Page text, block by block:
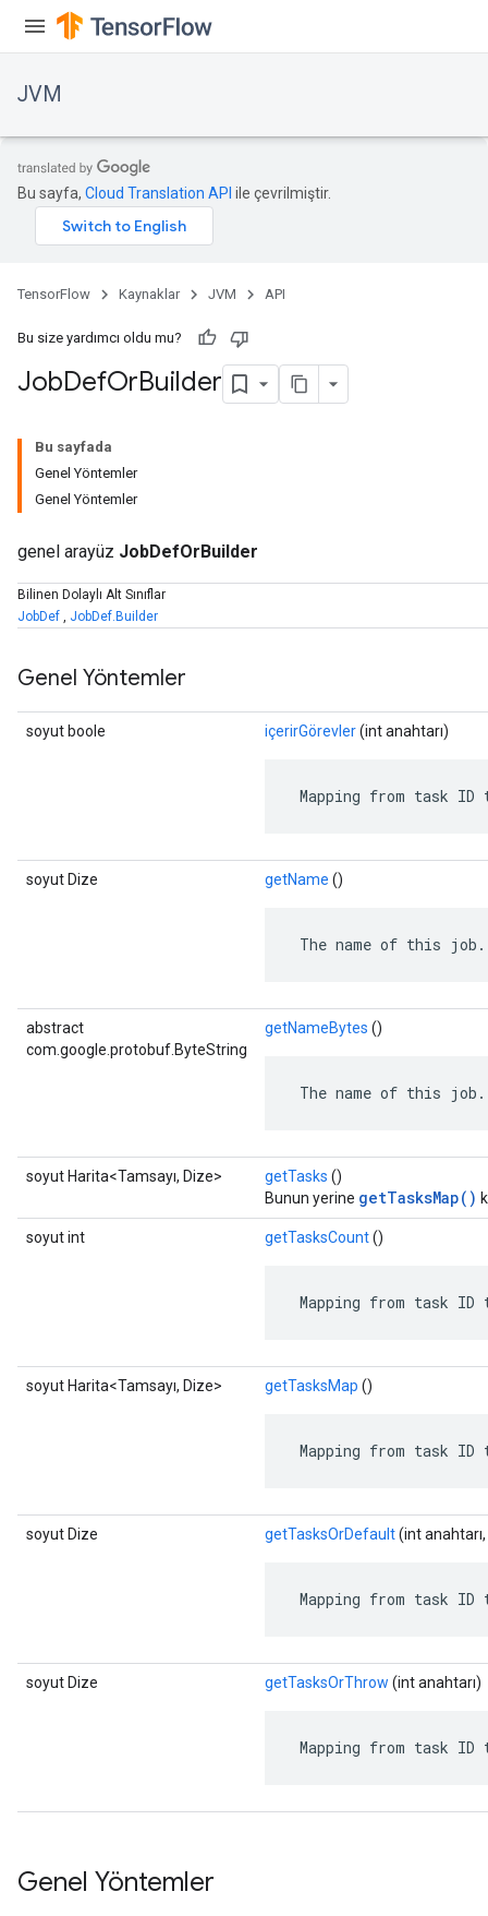
JVM
Bu sayfa, Cloud Translation API ile çevrilmiştir.
TensorFlow Kaynaklar JVM API
Bu size yardımcı oldu mu?
JobDefOrBuilder
Bu sayfada
Genel Yöntemler
Genel Yöntemler
genel arayüz JobDefOrBuilder
Bilinen Dolaylı Alt Sınıflar
JobDef , JobDef.Builder
Genel Yöntemler
soyut boole içerirGörevler(int anahtarı)
Mapping from task
soyut Dize getName ()
The name of this job.
abstract
com.google.protobuf.ByteString
getNameBytes ()
The name of this job.
soyut Harita<Tamsayı, Dize> getTasks ()
Bunun yerine getTasksMap()
soyut int getTasksCount()
Mapping from task
soyut Harita<Tamsayı, Dize> getTasksMap ()
Mapping from task
soyut Dize getTasksOrDefault(int
Mapping from task
soyut Dize getTasksOrThrow (int anahtarı)
Mapping from task
Genel Yöntemler